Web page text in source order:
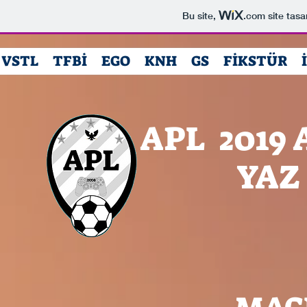
Bu site, .com site
VSTL TFBİ EGO KNH GS FİKSTÜR
APL 2019